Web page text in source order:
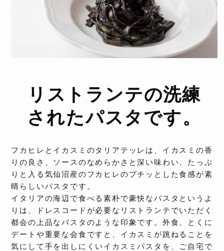
リストランテの洗練
されたパスタです。
フカヒレとイカスミのタリアテッレは、イカスミの香
りの良さ、ソースのなめらかさと深い味わい、たっぷ
りと入る気仙沼産のフカヒレのプチッとした食感が素
晴らしいパスタです。
イタリアの海辺で食べる素朴で豪快なパスタというよ
りは、ドレスコードが必要なリストランテでいただく
都会の上品なパスタのような印象です。外食、とくに
デートや重要な会食ですと、イカスミが跳ねることを
気にして手を出しにくいイカスミパスタを、ご自宅で